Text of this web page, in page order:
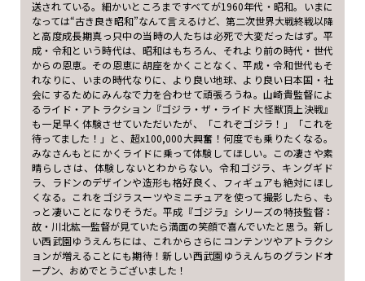
送されている。細かいところまですべてが1960年代・昭和。いまに
なっては“古き良き昭和”なんて言えるけど、第二次世界大戦終戦以降
と高度成長期真っ只中の当時の人たちは必死で大変だったはず。平
成・令和という時代は、昭和はもちろん、それより前の時代・世代
からの恩恵。その恩恵に胡座をかくことなく、平成・令和世代もそ
れなりに、いまの時代なりに、より良い地球、より良い日本国・社
会にするためにみんなで力を合わせて頑張ろうね。山崎貴監督によ
るライド・アトラクション『ゴジラ・ザ・ライド 大怪獣頂上決戦』
も一足早く体験させていただいたが、「これぞゴジラ！」「これを
待ってました！」と、超x100,000大興奮！何度でも乗りたくなる。
みなさんもとにかくライドに乗って体験してほしい。この凄さや素
晴らしさは、体験しないとわからない。令和ゴジラ、キングギド
ラ、ラドンのデザインや造形も格好良く、フィギュアも絶対にほし
くなる。これをゴジラスーツやミニチュアを使って撮影したら、も
っと凄いことになりそうだ。平成『ゴジラ』シリーズの特技監督：
故・川北紘一監督が見ていたら満面の笑顔で喜んでいたと思う。新し
い西武園ゆうえんちには、これからさらにコンテンツやアトラクシ
ョンが増えることにも期待！新しい西武園ゆうえんちのグランドオ
ープン、おめでとうございました！